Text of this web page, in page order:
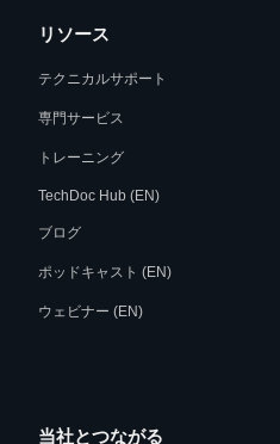
リソース
テクニカルサポート
専門サービス
トレーニング
TechDoc Hub (EN)
ブログ
ポッドキャスト (EN)
ウェビナー (EN)
当社とつながる